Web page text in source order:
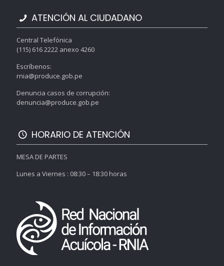
ATENCIÓN AL CIUDADANO
Central Telefónica
(115) 616 2222 anexo 4260
Escríbenos:
rnia@produce.gob.pe
Denuncia casos de corrupción:
denuncia@produce.gob.pe
HORARIO DE ATENCIÓN
MESA DE PARTES
Lunes a Viernes : 08:30 – 18:30 horas